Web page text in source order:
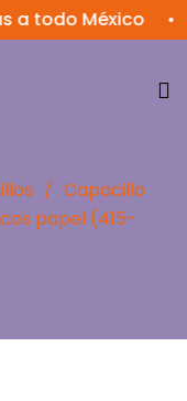
México •
/ Capacillo
papel (415-